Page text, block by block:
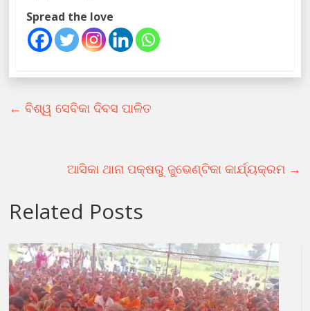
Spread the love
← ବିଶ୍ୱ ସେବିକା ଦିବସ ପାଳିତ
ଆସିକା ଥାନା ପକ୍ଷରୁ ଜୁଭେଣ୍ଟିକା କାର୍ଯ୍ୟକ୍ରମ →
Related Posts